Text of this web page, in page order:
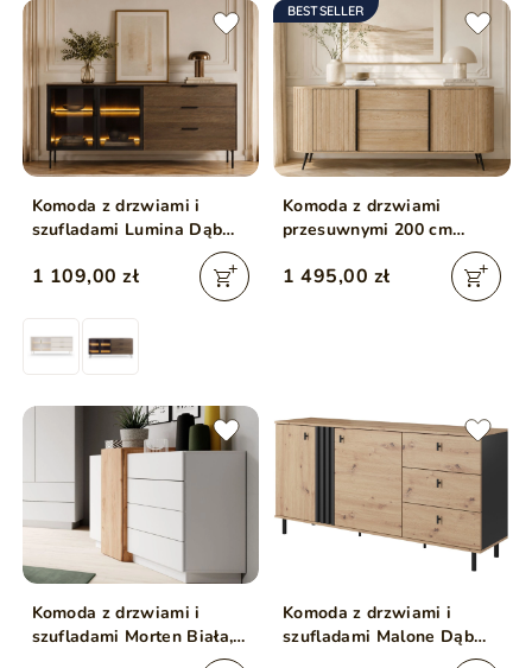
Komoda z drzwiami i
szufladami Lumina Dąb
1 109,00 zł
BESTSELLER
Komoda z drzwiami
przesuwnymi 200 cm
Passione Dąb Cremona
1 495,00 zł
Komoda z drzwiami i
szufladami Morten Biała,
Komoda z drzwiami i
szufladami Malone Dąb